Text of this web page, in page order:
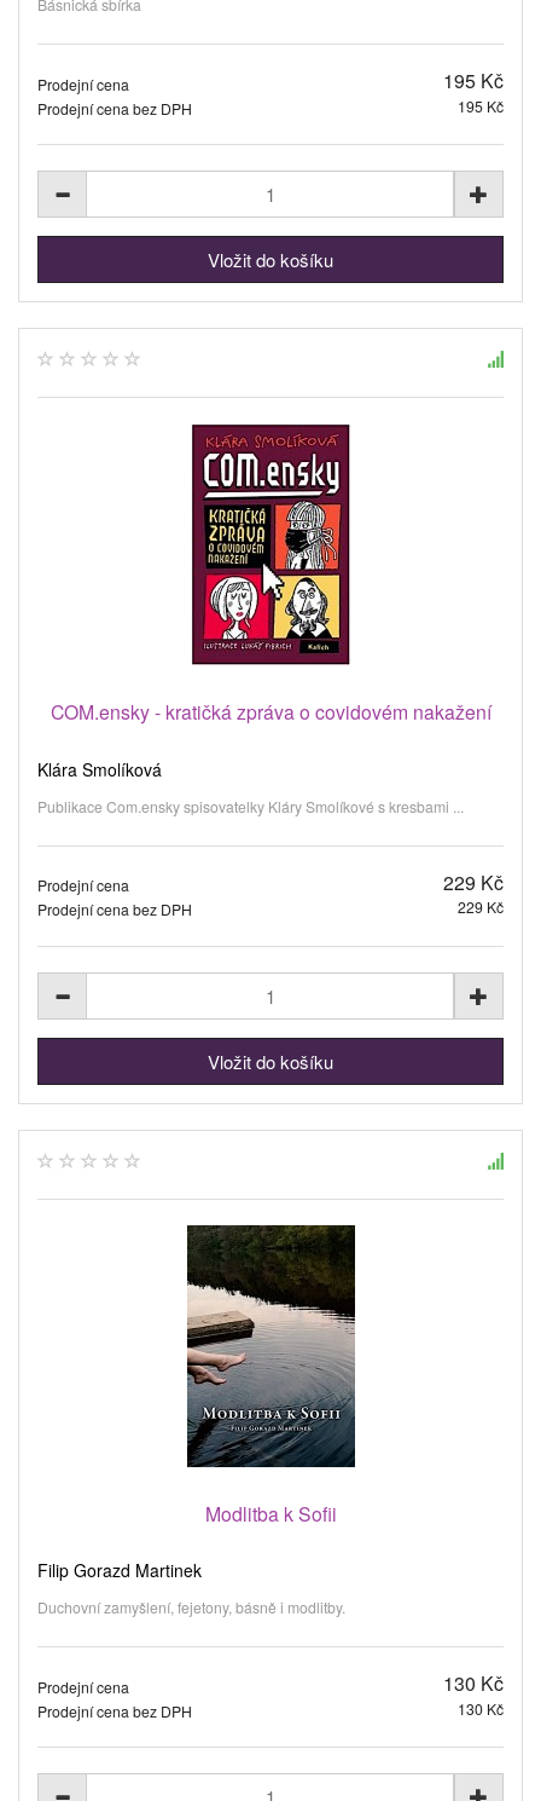
Básnická sbírka
Prodejní cena 195 Kč
Prodejní cena bez DPH 195 Kč
COM.ensky - kratičká zpráva o covidovém nakažení
Klára Smolíková
Publikace Com.ensky spisovatelky Kláry Smolíkové s kresbami ...
Prodejní cena 229 Kč
Prodejní cena bez DPH 229 Kč
Modlitba k Sofii
Filip Gorazd Martinek
Duchovní zamyšlení, fejetony, básně i modlitby.
Prodejní cena 130 Kč
Prodejní cena bez DPH 130 Kč